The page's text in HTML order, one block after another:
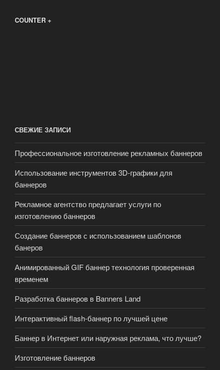
COUNTER +
СВЕЖИЕ ЗАПИСИ
Профессиональное изготовление рекламных баннеров
Использование инструментов 3D-графики для
баннеров
Рекламное агентство предлагает услуги по
изготовлению баннеров
Создание баннеров с использованием шаблонов
банеров
Анимированный GIF баннер технология проверенная
временем
Разработка баннеров в Banners Land
Интерактивный flash-баннер по лучшей цене
Баннер в Интернет или наружная реклама, что лучше?
Изготовление баннеров